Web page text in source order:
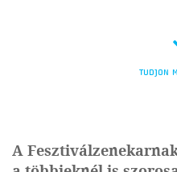
TUDJON
A